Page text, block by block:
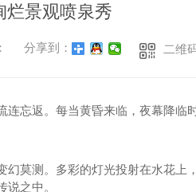
烂景观喷泉秀
分享到： 二维
忘返。每当黄昏来临，夜幕降临
莫测。多彩的灯光投射在水花上
之中。